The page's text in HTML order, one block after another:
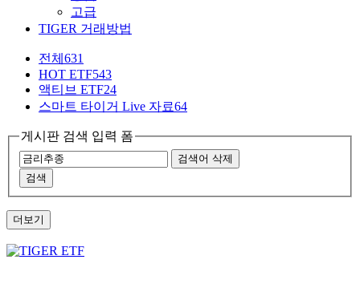
고급
TIGER 거래방법
전체 631
HOT ETF543
액티브 ETF24
스마트 타이거 Live 자료64
게시판 검색 입력 폼
검색어 삭제
검색
더보기